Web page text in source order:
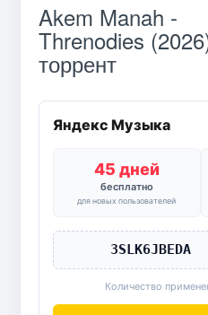
Akem Manah -
Threnodies
торрент
Яндекс Музыка
45 дней
бесплатно
для новых пользователей
3SLK6JBEDA
Количество